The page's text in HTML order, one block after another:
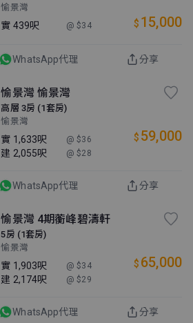
愉景灣
實 439呎 @ $34 $ 15,000
WhatsApp代理 分享
愉景灣 愉景灣
高層 3房 (1套房)
愉景灣
實 1,633呎 @ $36
建 2,055呎 @ $28
$ 59,000
WhatsApp代理 分享
愉景灣 4期蘅峰碧濤軒
5房 (1套房)
愉景灣
實 1,903呎 @ $34
建 2,174呎 @ $29
$ 65,000
WhatsApp代理 分享